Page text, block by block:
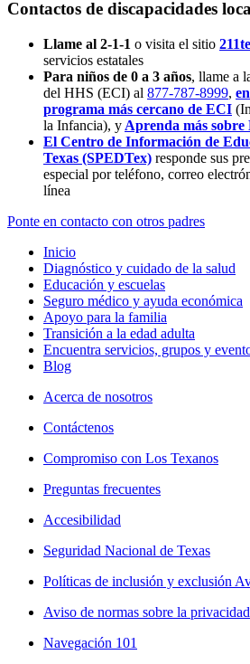
Contactos de discapacidades
Llame al 2-1-1 o visita el sitio
servicios estatales
Para niños de 0 a 3 años, llame a
del HHS (ECI) al 877-787-8999,
programa más cercano de ECI
la Infancia), y Aprenda más
El Centro de Información de
Texas (SPEDTex) responde sus
especial por teléfono, correo
línea
Ponte en contacto con otros padres
Inicio
Diagnóstico y cuidado de la salud
Educación y escuelas
Seguro médico y ayuda económica
Apoyo para la familia
Transición a la edad adulta
Encuentra servicios, grupos y
Blog
Acerca de nosotros
Contáctenos
Compromiso con Los Texanos
Preguntas frecuentes
Accesibilidad
Seguridad Nacional de Texas
Políticas de inclusión y exclusión
Aviso de normas sobre la privacidad
Navegación 101